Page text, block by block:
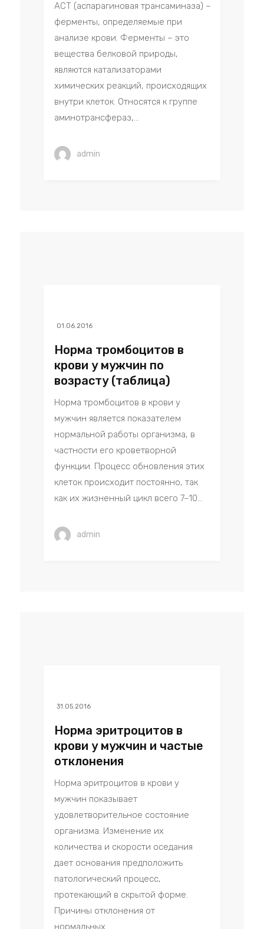
АСТ (аспарагиновая трансаминаза) –
ферменты, определяемые при
анализе крови. Ферменты – это
вещества белковой природы,
являются катализаторами
химических реакций, происходящих
внутри клеток. Относятся к группе
аминотрансфераз,...
admin
01.06.2016
Норма тромбоцитов в
крови у мужчин по
возрасту (таблица)
Норма тромбоцитов в крови у
мужчин является показателем
нормальной работы организма, в
частности его кроветворной
функции. Процесс обновления этих
клеток происходит постоянно, так
как их жизненный цикл всего 7–10...
admin
31.05.2016
Норма эритроцитов в
крови у мужчин и частые
отклонения
Норма эритроцитов в крови у
мужчин показывает
удовлетворительное состояние
организма. Изменение их
количества и скорости оседания
дает основания предположить
патологический процесс,
протекающий в скрытой форме.
Причины отклонения от
нормальных...